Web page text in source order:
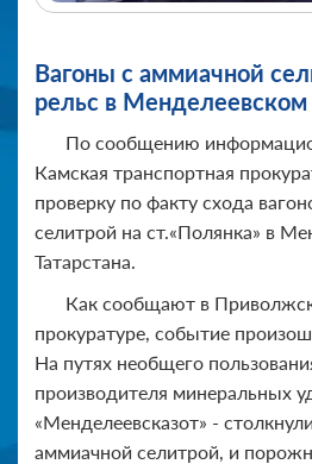
Вагоны с аммиачной
рельс в Менделеевском
По сообщению
Камская транспортная
проверку по факту схода
селитрой на ст.«Полянка» в
Татарстана.
Как сообщают в
прокуратуре, событие
На путях необщего
производителя минеральных
«Менделеевсказот» -
аммиачной селитрой, и